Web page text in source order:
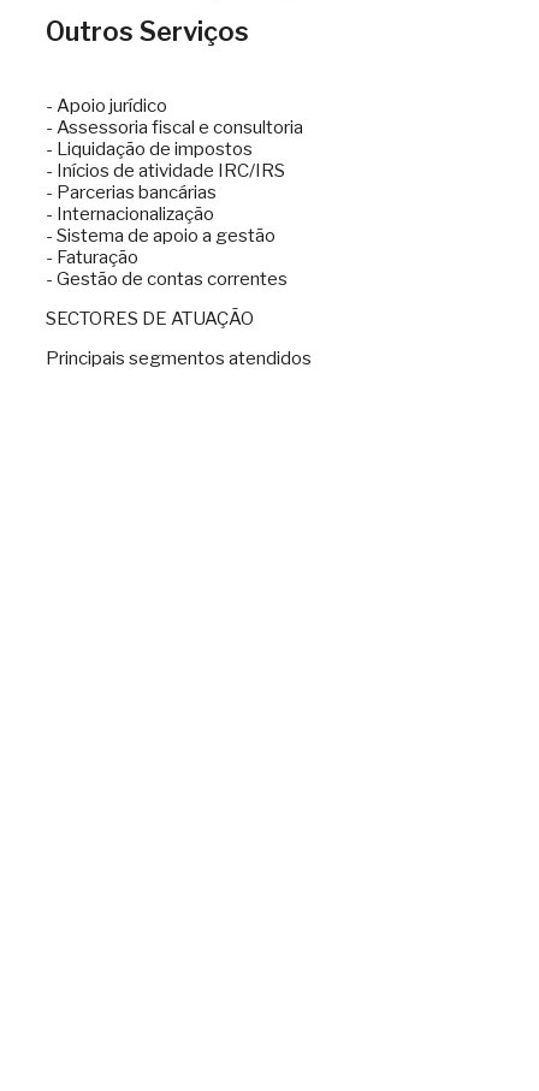
Outros Serviços
- Apoio jurídico
- Assessoria fiscal e consultoria
- Liquidação de impostos
- Inícios de atividade IRC/IRS
- Parcerias bancárias
- Internacionalização
- Sistema de apoio a gestão
- Faturação
- Gestão de contas correntes
SECTORES DE ATUAÇÃO
Principais segmentos atendidos